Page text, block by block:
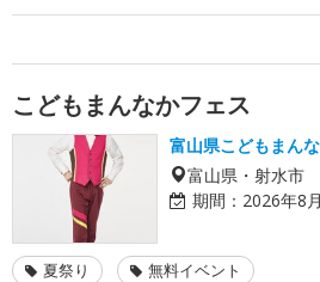
こどもまんなかフェス
富山県こどもまん
富山県・射水市
期間： 2026年8
夏祭り 無料イベント